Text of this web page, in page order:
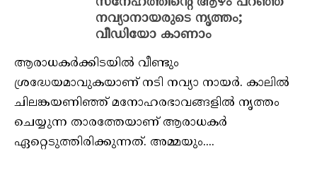
നവ്യാനായരുടെ നൃത്തം;
വീഡിയോ കാണാം
ആരാധകര്‍ക്കിടയില്‍ വീണ്ടും
ശ്രദ്ധേയമാവുകയാണ് നടി നവ്യാ നായര്‍. കാലില്‍
ചിലങ്കയണിഞ്ഞ് മനോഹരഭാവങ്ങളില്‍ നൃത്തം
ചെയ്യുന്ന താരത്തേയാണ് ആരാധകര്‍
ഏറ്റെടുത്തിരിക്കുന്നത്. അമ്മയും....